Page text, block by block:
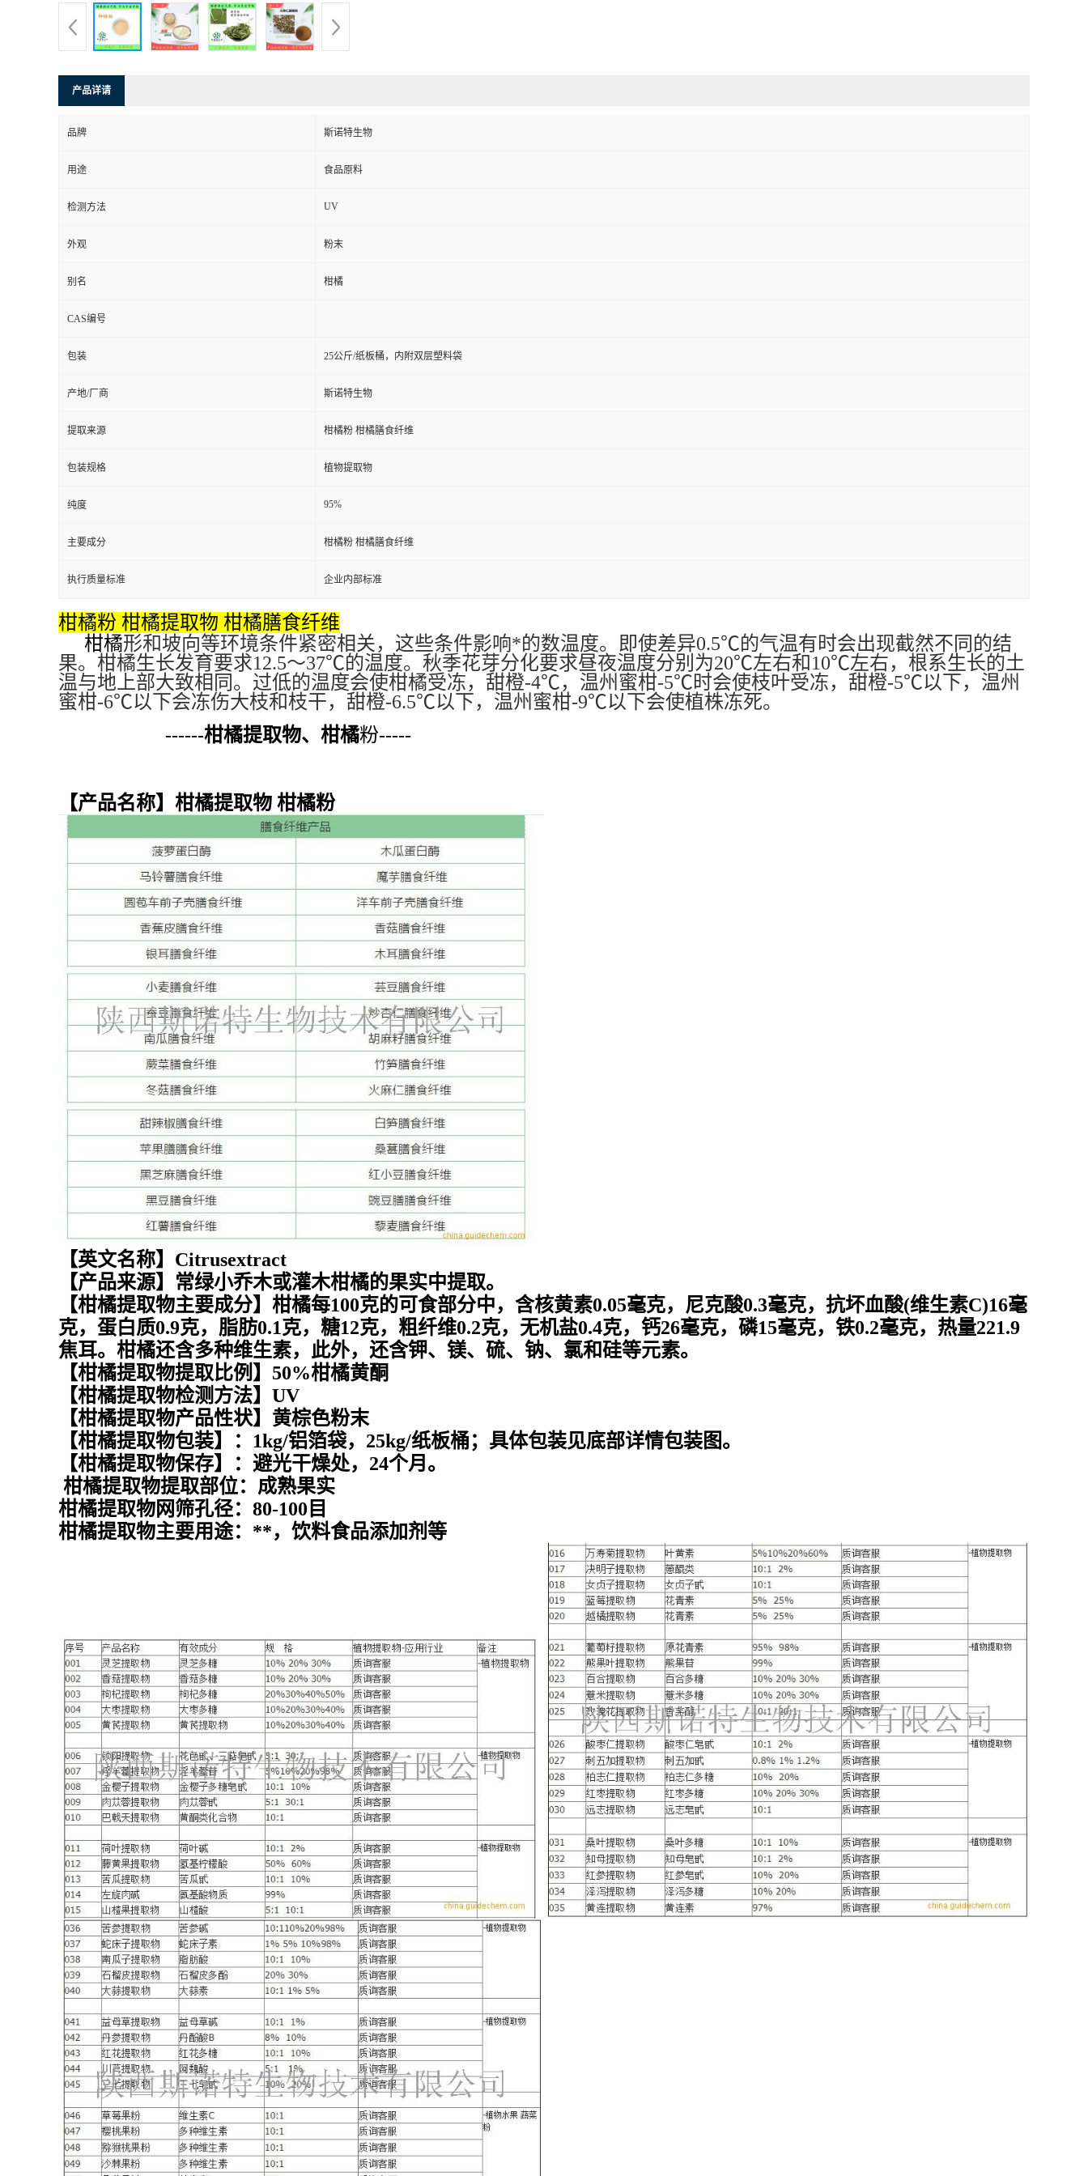
产品详请
品牌 斯诺特生物
用途 食品原料
检测方法 UV
外观 粉末
别名 柑橘
CAS编号
包装 25公斤/纸板桶，内附双层塑料袋
产地/厂商 斯诺特生物
提取来源 柑橘粉 柑橘膳食纤维
包装规格 植物提取物
纯度 95%
主要成分 柑橘粉 柑橘膳食纤维
执行质量标准 企业内部标准
柑橘粉 柑橘提取物 柑橘膳食纤维
柑橘形和坡向等环境条件紧密相关，这些条件影响*的数温度。即使差异0.5℃的气温有时会出现截然不同的结
果。柑橘生长发育要求12.5～37℃的温度。秋季花芽分化要求昼夜温度分别为20℃左右和10℃左右，根系生长的土
温与地上部大致相同。过低的温度会使柑橘受冻，甜橙-4℃，温州蜜柑-5℃时会使枝叶受冻，甜橙-5℃以下，温州
蜜柑-6℃以下会冻伤大枝和枝干，甜橙-6.5℃以下，温州蜜柑-9℃以下会使植株冻死。
------柑橘提取物、 柑橘粉-----
【产品名称】柑橘提取物 柑橘粉
【英文名称】Citrusextract
【产品来源】常绿小乔木或灌木柑橘的果实中提取。
【柑橘提取物主要成分】柑橘每100克的可食部分中，含核黄素0.05毫克，尼克酸0.3毫克，抗坏血酸(维生素C)16毫
克，蛋白质0.9克，脂肪0.1克，糖12克，粗纤维0.2克，无机盐0.4克，钙26毫克，磷15毫克，铁0.2毫克，热量221.9
焦耳。柑橘还含多种维生素，此外，还含钾、镁、硫、钠、氯和硅等元素。
【柑橘提取物提取比例】50%柑橘黄酮
【柑橘提取物检测方法】UV
【柑橘提取物产品性状】黄棕色粉末
【柑橘提取物包装】：1kg/铝箔袋，25kg/纸板桶；具体包装见底部详情包装图。
【柑橘提取物保存】：避光干燥处，24个月。
柑橘提取物提取部位：成熟果实
柑橘提取物网筛孔径：80-100目
柑橘提取物主要用途：**，饮料食品添加剂等